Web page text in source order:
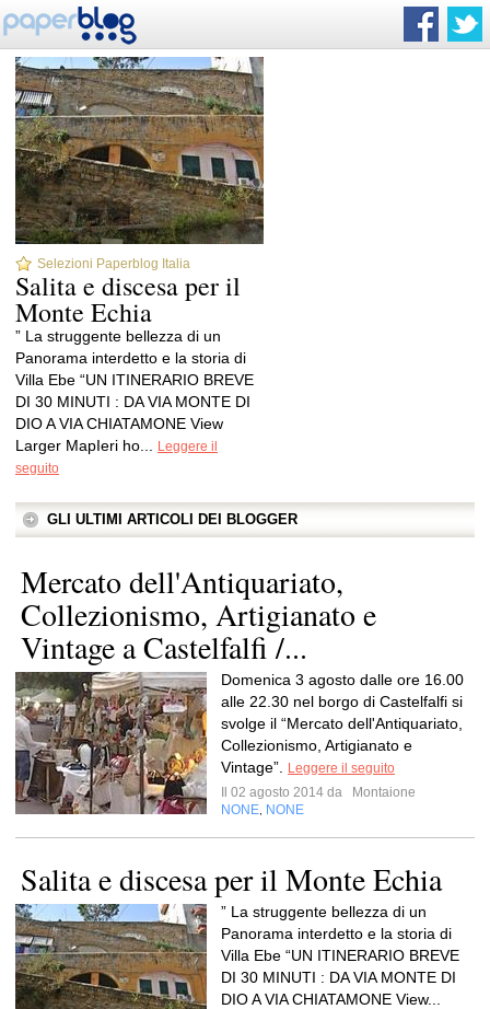
Selezioni Paperblog Italia
Salita e discesa per il
Monte Echia
” La struggente bellezza di un
Panorama interdetto e la storia di
Villa Ebe “UN ITINERARIO BREVE
DI 30 MINUTI : DA VIA MONTE DI
DIO A VIA CHIATAMONE View
Larger MapIeri ho...
Leggere il
seguito
GLI ULTIMI ARTICOLI DEI BLOGGER
Mercato dell'Antiquariato,
Collezionismo, Artigianato e
Vintage a Castelfalfi /...
Domenica 3 agosto dalle ore 16.00
alle 22.30 nel borgo di Castelfalfi si
svolge il “Mercato dell'Antiquariato,
Collezionismo, Artigianato e
Vintage”.
Leggere il seguito
Il 02 agosto 2014 da
Montaione
NONE NONE
Salita e discesa per il Monte Echia
” La struggente bellezza di un
Panorama interdetto e la storia di
Villa Ebe “UN ITINERARIO BREVE
DI 30 MINUTI : DA VIA MONTE DI
DIO A VIA CHIATAMONE View...